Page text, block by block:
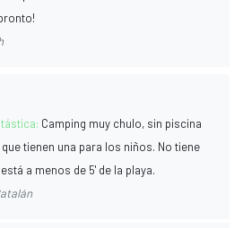
Camping muy chulo, sin piscina
tienen una para los niños. No tiene
a menos de 5' de la playa.